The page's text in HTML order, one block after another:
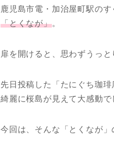
鹿児島市電・ 加治屋町駅のす
「とくなが」。
扉を開けると、思わずうっ
先日投稿した「たにぐち珈
綺麗に桜島が見えて大感動で
今回は、そんな「とくなが」